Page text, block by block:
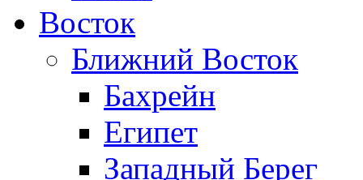
Восток
Ближний Восток
Бахрейн
Египет
Западный Берег